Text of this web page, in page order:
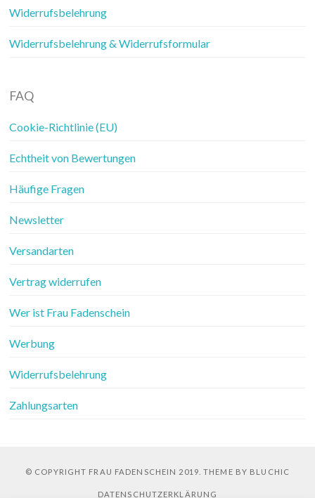
Widerrufsbelehrung
Widerrufsbelehrung & Widerrufsformular
FAQ
Cookie-Richtlinie (EU)
Echtheit von Bewertungen
Häufige Fragen
Newsletter
Versandarten
Vertrag widerrufen
Wer ist Frau Fadenschein
Werbung
Widerrufsbelehrung
Zahlungsarten
© COPYRIGHT FRAU FADENSCHEIN 2019. THEME BY BLUCHIC
DATENSCHUTZERKLÄRUNG